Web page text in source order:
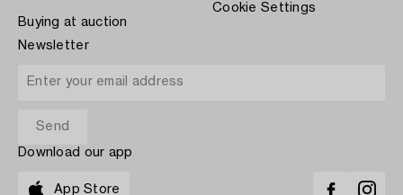
Buying at auction
Cookie Settings
Newsletter
Download our app
App Store